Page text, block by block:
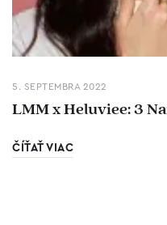
5. SEPTEMBRA 2022
LMM x Heluviee: 3
ČÍŤAŤ VIAC